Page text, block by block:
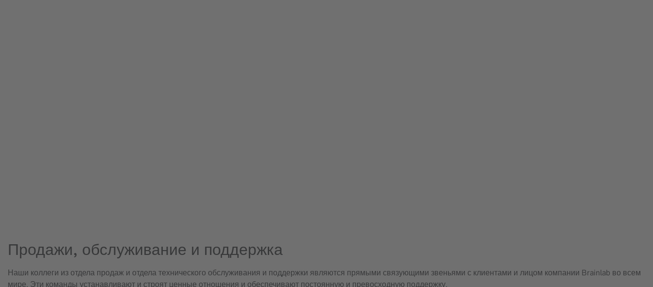
Продажи, обслуживание и поддержка
Наши коллеги из отдела продаж и отдела технического обслуживания и поддержки являются прямыми связующими звеньями с клиентами и лицом компании Brainlab во всем
мире. Эти команды устанавливают и строят ценные отношения и обеспечивают постоянную и превосходную поддержку.